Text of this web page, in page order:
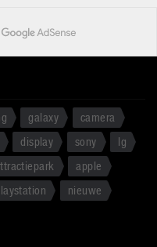
galaxy
camera
display sony
lg
apple
nieuwe